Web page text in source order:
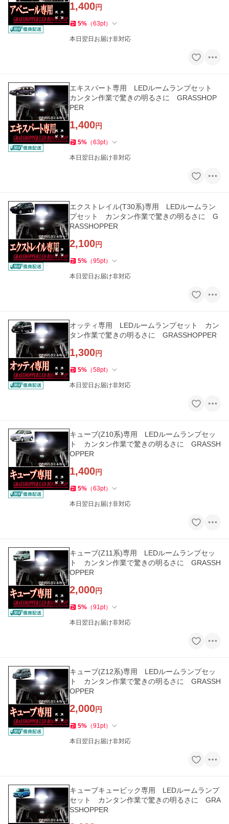
1,400円
5% （63pt）
本日翌日お届け非対応
エキスパート専用 LEDルームランプセット
カンタン作業で驚きの明るさに GRASSHOP
PER
1,400円
5% （63pt）
本日翌日お届け非対応
エクストレイル(T30系)専用 LEDルームラン
プセット カンタン作業で驚きの明るさに G
RASSHOPPER
2,100円
5% （95pt）
本日翌日お届け非対応
オッティ専用 LEDルームランプセット カン
タン作業で驚きの明るさに GRASSHOPPER
1,300円
5% （58pt）
本日翌日お届け非対応
キューブ(Z10系)専用 LEDルームランプセッ
ト カンタン作業で驚きの明るさに GRASSH
OPPER
1,400円
5% （63pt）
本日翌日お届け非対応
キューブ(Z11系)専用 LEDルームランプセッ
ト カンタン作業で驚きの明るさに GRASSH
OPPER
2,000円
5% （91pt）
本日翌日お届け非対応
キューブ(Z12系)専用 LEDルームランプセッ
ト カンタン作業で驚きの明るさに GRASSH
OPPER
2,000円
5% （91pt）
本日翌日お届け非対応
キューブキュービック専用 LEDルームランプ
セット カンタン作業で驚きの明るさに GRA
SSHOPPER